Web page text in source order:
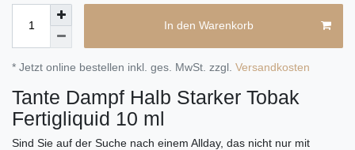
In den Warenkorb
* Jetzt online bestellen inkl. ges. MwSt. zzgl. Versandkosten
Tante Dampf Halb Starker Tobak
Fertigliquid 10 ml
Sind Sie auf der Suche nach einem Allday, das nicht nur mit